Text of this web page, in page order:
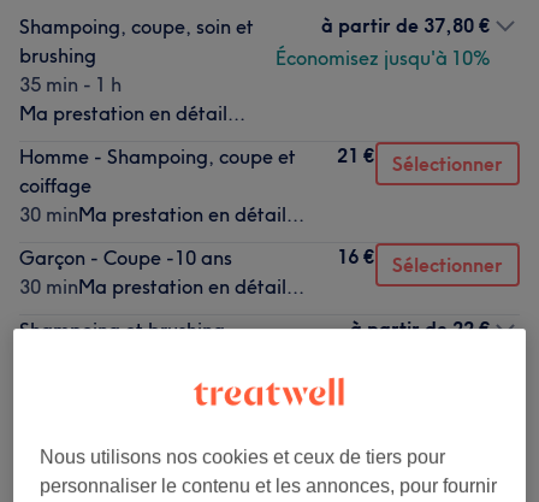
Shampoing, coupe, soin et
brushing
35 min - 1 h
Ma prestation en détail...
à partir de 37,80 €
Économisez jusqu'à 10%
Homme - Shampoing, coupe et
coiffage
30 minMa prestation en détail...
21 € Sélectionner
Garçon - Coupe -10 ans
30 minMa prestation en détail...
16 € Sélectionner
Shampoing et brushing
Ma prestation en détail...
à partir de 22 €
10 minMa prestation en détail...
Nous utilisons nos cookies et ceux de tiers pour
personnaliser le contenu et les annonces, pour fournir